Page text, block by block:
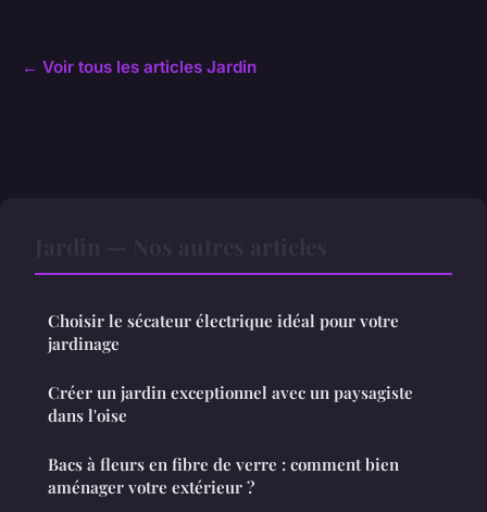
← Voir tous les articles Jardin
Choisir le sécateur électrique idéal pour votre
jardinage
Créer un jardin exceptionnel avec un paysagiste
dans l'oise
Bacs à fleurs en fibre de verre : comment bien
aménager votre extérieur ?